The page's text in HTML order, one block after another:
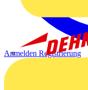
Anmelden Registrierung